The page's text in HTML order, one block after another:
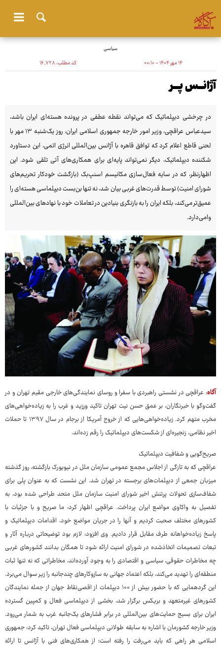
سیاسی
۱۴ مهر ۱۴۰۴ - ۰۰:۱۰ کد مطلب:۱۶٬۷۲۸
آژانـــس پــــر
در چرخشی دیپلماتیک که می‌تواند نقطه عطفی در پرونده هسته‌ای ایران باشد،
سیدعباس عراقچی، وزیر امور خارجه جمهوری اسلامی ایران، روز یک‌شنبه ۱۳ مهر با
لحنی قاطع اعلام کرد که توافق قاهره با آژانس بین‌المللی انرژی اتمی، این دستاورد
شکننده دیپلماتیک، دیگر نمی‌تواند پایه‌ای برای همکاری‌های آتی تلقی شود. این
اظهارنظر، که در سایه فعال‌سازی مکانیسم اسنپ‌بک (بازگشت خودکار تحریم‌های
شورای امنیت) توسط قدرت‌های غربی بیان شد، نه تنها بن‌بست دیپلماسی هسته‌ای را
عمیق‌تر می‌کند، بلکه ایران را به بازنگری بنیادین در تعاملات خود با نهادهای بین‌المللی
وامی‌دارد.
آگاه: عراقچی در نشستی راهبردی با سفرا و روسای نمایندگی‌های خارجی مقیم تهران و در
گفت‌وگو با خبرنگاران، بر عمق حسن نیت تهران تاکید ورزید و غرب را به زیاده‌خواهی‌های
مخرب متهم کرد. زیاده‌خواهی‌هایی که از خروج آمریکا از برجام در سال ۱۳۹۷ تا حملات
اخیر نظامی، زنجیره‌ای از شکست‌های دیپلماتیک را رقم زده‌اند.
صریح‌گویی و شفافیت دیپلماتیک
عراقچی که به تازگی از اجلاس مجمع عمومی سازمان ملل در نیویورک بازگشته، روز گذشته
میزبان جمعی از دیپلمات‌های برجسته در تهران شد. این نشست که به عنوان پلی برای
شفاف‌سازی تحولات پرتنش اخیر شورای امنیت سازمان ملل متحد طراحی شده بود، به
تفصیل به واکاوی مواضع ایران پرداخت. عراقچی اظهار کرد: ما صریح و با جزئیات با
کشورهای مختلف صحبت کردیم و آنها را در جریان مواضع خود، اقدامات دیپلماتیک و
پاسخ زیاده‌خواهانه طرف مقابل قرار دادیم. وی افزود: لازم بود توضیحاتی درباره آثار و
تبعات تصمیمات اتخاذشده در شورای امنیت ارائه شود تا همگان بدانند کشورهای غربی
چه مخاطرات حقوقی، سیاسی و اقتصادی را به وجود آورده‌اند، مخاطراتی که نه تنها ثبات
منطقه‌ای را تهدید می‌کند، بلکه اعتماد جهانی به سازوکارهای چندجانبه را زیر سوال می‌برد.
این گردهمایی که با حضور بیش از ۱۰۰ دیپلمات از اقصی‌نقاط جهان از جمله نمایندگان
کشورهای غیرمتعهد و بریکس برگزار شد، بخشی از دیپلماسی فعال و کمپین گسترده
ایران برای بسیج حمایت‌های بین‌المللی در برابر فشارهای یک‌جانبه غرب به شمار می‌رود.
وزیر خارجه کشورمان با اشاره به سابقه طولانی دیپلماسی فعال تهران، تاکید کرد: جمهوری
اسلامی هر راهی که باید می‌رفت را رفته است؛ از همکاری‌های فنی با آژانس تا ارائه